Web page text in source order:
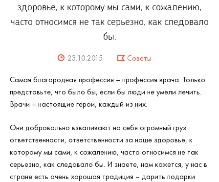
здоровье, к которому мы сами, к сожалению,
часто относимся не так серьезно, как следовало
бы.
23.10.2015 Советы
Самая благородная профессия – профессия врача. Только
представьте, что было бы, если бы люди не умели лечить.
Врачи – настоящие герои, каждый из них.
Они добровольно взваливают на себя огромный груз
ответственности, ответственности за наше здоровье, к
которому мы сами, к сожалению, часто относимся не так
серьезно, как следовало бы. И знаете, нам кажется, у нас в
стране есть очень хорошая традиция – дарить подарки